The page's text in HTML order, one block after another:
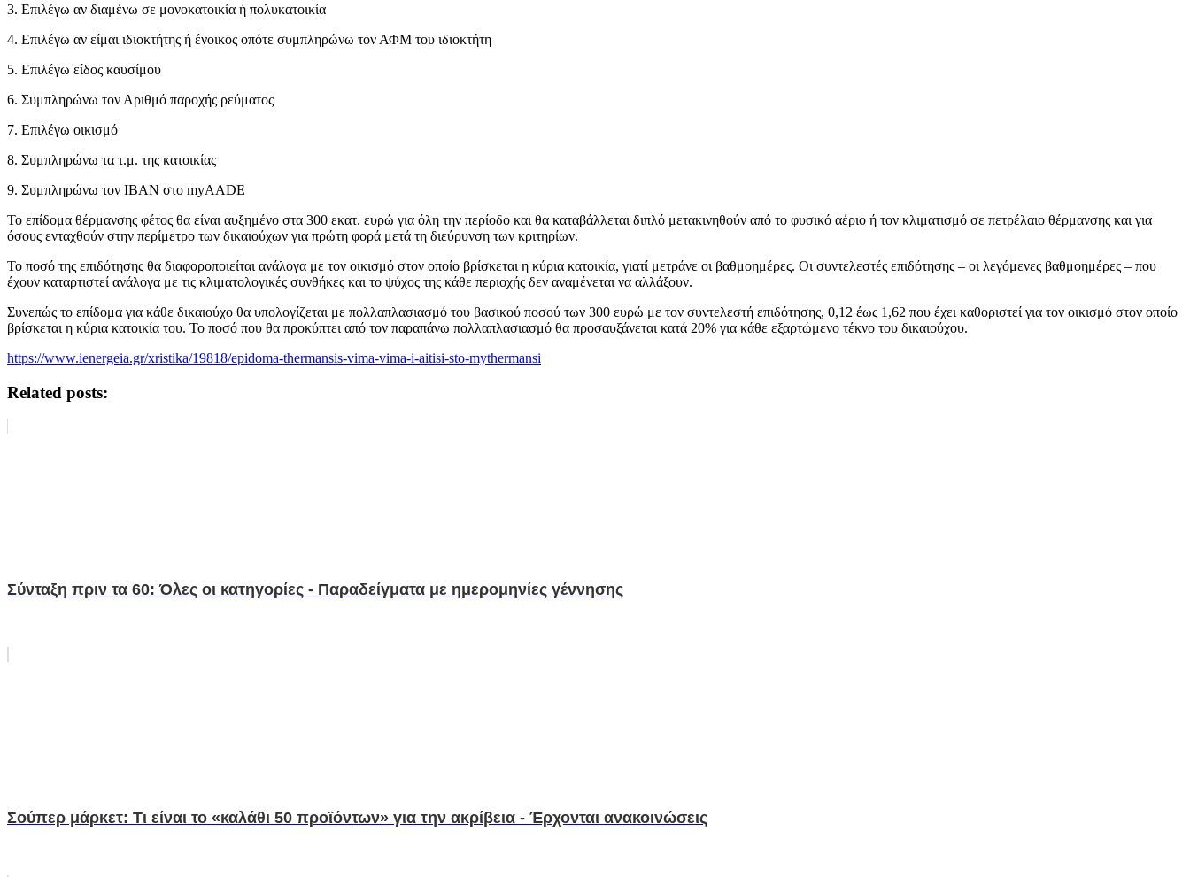
3. Επιλέγω αν διαμένω σε μονοκατοικία ή πολυκατοικία
4. Επιλέγω αν είμαι ιδιοκτήτης ή ένοικος οπότε συμπληρώνω τον ΑΦΜ του ιδιοκτήτη
5. Επιλέγω είδος καυσίμου
6. Συμπληρώνω τον Αριθμό παροχής ρεύματος
7. Επιλέγω οικισμό
8. Συμπληρώνω τα τ.μ. της κατοικίας
9. Συμπληρώνω τον IBAN στο myAADE
Το επίδομα θέρμανσης φέτος θα είναι αυξημένο στα 300 εκατ. ευρώ για όλη την περίοδο και θα καταβάλλεται διπλό μετακινηθούν από το φυσικό αέριο ή τον κλιματισμό σε πετρέλαιο θέρμανσης και για
όσους ενταχθούν στην περίμετρο των δικαιούχων για πρώτη φορά μετά τη διεύρυνση των κριτηρίων.
Το ποσό της επιδότησης θα διαφοροποιείται ανάλογα με τον οικισμό στον οποίο βρίσκεται η κύρια κατοικία, γιατί μετράνε οι βαθμοημέρες. Οι συντελεστές επιδότησης – οι λεγόμενες βαθμοημέρες – που
έχουν καταρτιστεί ανάλογα με τις κλιματολογικές συνθήκες και το ψύχος της κάθε περιοχής δεν αναμένεται να αλλάξουν.
Συνεπώς το επίδομα για κάθε δικαιούχο θα υπολογίζεται με πολλαπλασιασμό του βασικού ποσού των 300 ευρώ με τον συντελεστή επιδότησης, 0,12 έως 1,62 που έχει καθοριστεί για τον οικισμό στον οποίο
βρίσκεται η κύρια κατοικία του. Το ποσό που θα προκύπτει από τον παραπάνω πολλαπλασιασμό θα προσαυξάνεται κατά 20% για κάθε εξαρτώμενο τέκνο του δικαιούχου.
https://www.ienergeia.gr/xristika/19818/epidoma-thermansis-vima-vima-i-aitisi-sto-mythermansi
Related posts:
Σύνταξη πριν τα 60: Όλες οι κατηγορίες - Παραδείγματα με ημερομηνίες γέννησης
Σούπερ μάρκετ: Τι είναι το «καλάθι 50 προϊόντων» για την ακρίβεια - Έρχονται ανακοινώσεις